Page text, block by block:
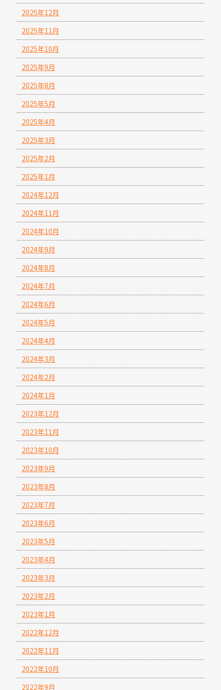
2025年12月
2025年11月
2025年10月
2025年9月
2025年8月
2025年5月
2025年4月
2025年3月
2025年2月
2025年1月
2024年12月
2024年11月
2024年10月
2024年9月
2024年8月
2024年7月
2024年6月
2024年5月
2024年4月
2024年3月
2024年2月
2024年1月
2023年12月
2023年11月
2023年10月
2023年9月
2023年8月
2023年7月
2023年6月
2023年5月
2023年4月
2023年3月
2023年2月
2023年1月
2022年12月
2022年11月
2022年10月
2022年9月